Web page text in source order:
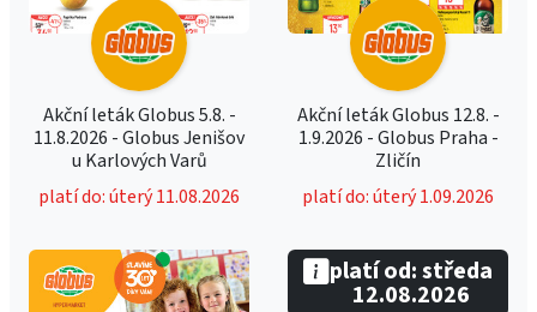
Akční leták Globus 5.8. -
11.8.2026 - Globus Jenišov
u Karlových Varů
platí do: úterý 11.08.2026
Akční leták Globus 12.8. -
1.9.2026 - Globus Praha -
Zličín
platí do: úterý 1.09.2026
platí od: středa
12.08.2026